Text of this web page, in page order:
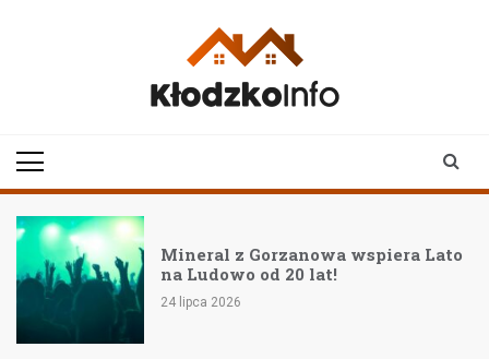
Mineral z Gorzanowa wspiera Lato
na Ludowo od 20 lat!
24 lipca 2026